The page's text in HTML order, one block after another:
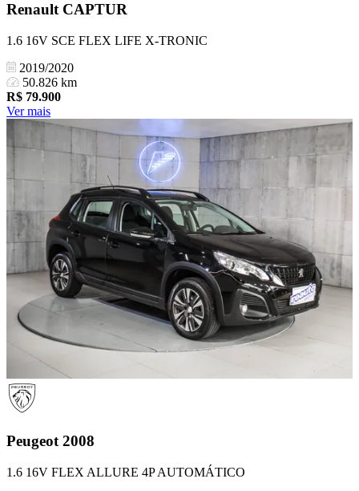
Renault CAPTUR
1.6 16V SCE FLEX LIFE X-TRONIC
2019/2020
50.826 km
R$ 79.900
Ver mais
Peugeot 2008
1.6 16V FLEX ALLURE 4P AUTOMÁTICO